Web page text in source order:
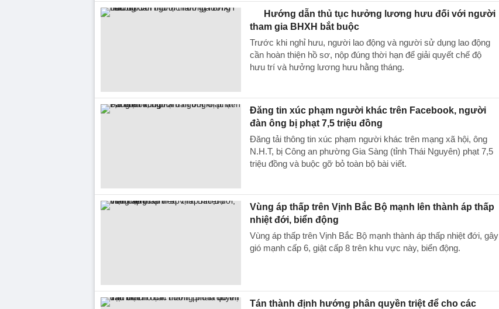
Hướng dẫn thủ tục hưởng lương hưu đối với người
tham gia BHXH bắt buộc
Trước khi nghỉ hưu, người lao động và người sử dụng lao động
cần hoàn thiện hồ sơ, nộp đúng thời hạn để giải quyết chế độ
hưu trí và hưởng lương hưu hằng tháng.
Đăng tin xúc phạm người khác trên Facebook, người
đàn ông bị phạt 7,5 triệu đồng
Đăng tải thông tin xúc phạm người khác trên mạng xã hội, ông
N.H.T, bị Công an phường Gia Sàng (tỉnh Thái Nguyên) phạt 7,5
triệu đồng và buộc gỡ bỏ toàn bộ bài viết.
Vùng áp thấp trên Vịnh Bắc Bộ mạnh lên thành áp thấp
nhiệt đới, biển động
Vùng áp thấp trên Vịnh Bắc Bộ mạnh thành áp thấp nhiệt đới, gây
gió mạnh cấp 6, giật cấp 8 trên khu vực này, biển động.
Tán thành định hướng phân quyền triệt để cho các